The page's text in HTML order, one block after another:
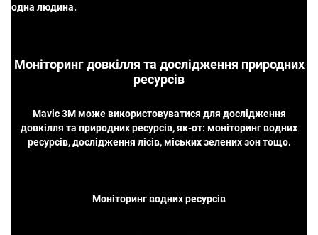
одна людина.
Моніторинг довкілля та дослідження природних
ресурсів
Mavic 3M може використовуватися для дослідження
довкілля та природних ресурсів, як-от: моніторинг водних
ресурсів, дослідження лісів, міських зелених зон тощо.
Моніторинг водних ресурсів